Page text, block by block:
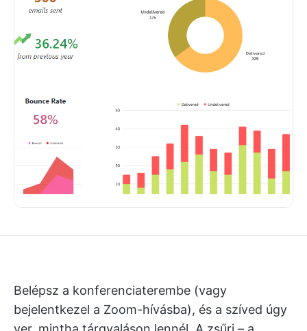
Belépsz a konferenciaterembe (vagy
bejelentkezel a Zoom-hívásba), és a szíved úgy